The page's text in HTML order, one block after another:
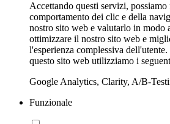
Accettando questi servizi,
comportamento dei clic e della
nostro sito web e valutarlo in modo
ottimizzare il nostro sito web e
l'esperienza complessiva
questo sito web utilizziamo i
Google Analytics, Clarity, A/B-
Funzionale